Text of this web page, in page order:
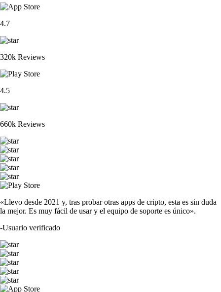
4.7
320k Reviews
4.5
660k Reviews
«Llevo desde 2021 y, tras probar otras apps de cripto, esta es sin duda
la mejor. Es muy fácil de usar y el equipo de soporte es único».
-Usuario verificado